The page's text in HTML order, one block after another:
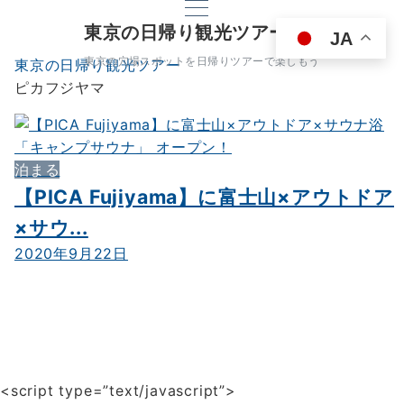
東京の日帰り観光ツアー
東京の穴場スポットを日帰りツアーで楽しもう
東京の日帰り観光ツアー
ピカフジヤマ
泊まる
【PICA Fujiyama】に富士山×アウトドア
×サウ...
2020年9月22日
<script type=”text/javascript”>
JA